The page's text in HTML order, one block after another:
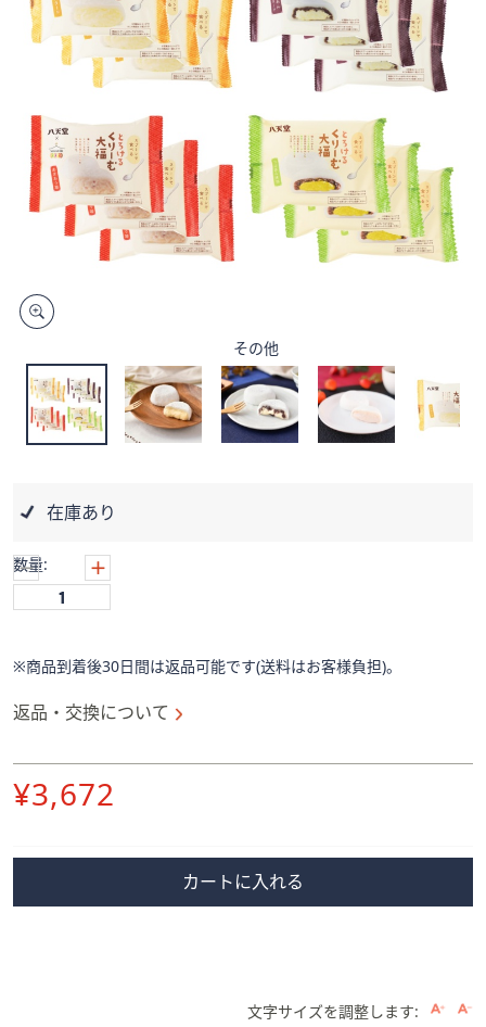
印
キ
た
は
タ
ッ
イ
ス
左
右
に
イ
し
て
閲
で
ま
その他
在庫あり
数量:
※商品到着後30日間は返品可能です(送料はお客様負担)。
返品・交換について
削
¥3,672
カートに入れる
文字サイズを調整します: